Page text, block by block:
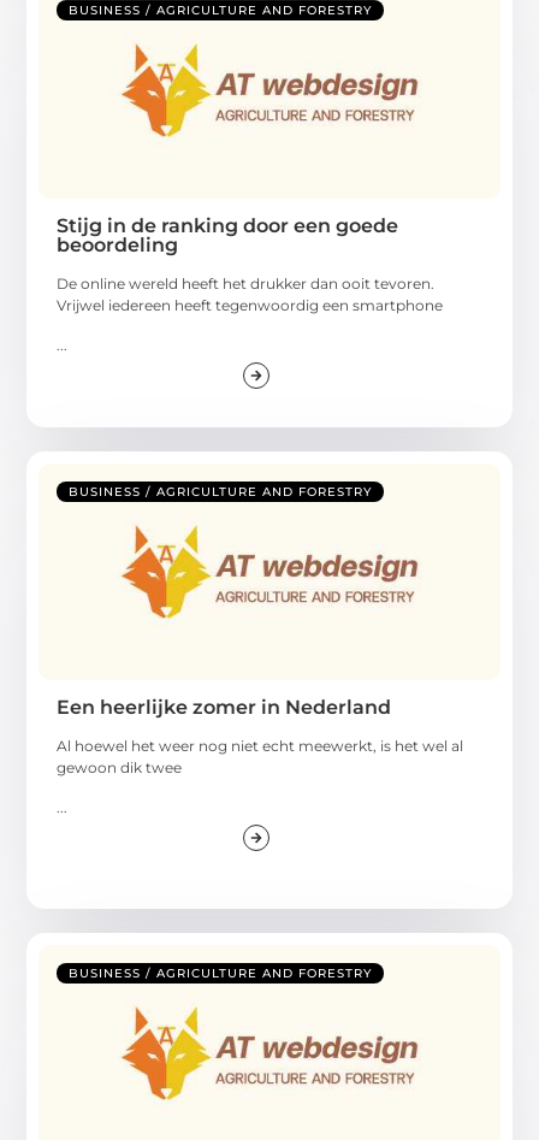
BUSINESS / AGRICULTURE AND FORESTRY
Stijg in de ranking door een goede
beoordeling
De online wereld heeft het drukker dan ooit tevoren.
Vrijwel iedereen heeft tegenwoordig een smartphone
BUSINESS / AGRICULTURE AND FORESTRY
Een heerlijke zomer in Nederland
Al hoewel het weer nog niet echt meewerkt, is het wel al
gewoon dik twee
BUSINESS / AGRICULTURE AND FORESTRY